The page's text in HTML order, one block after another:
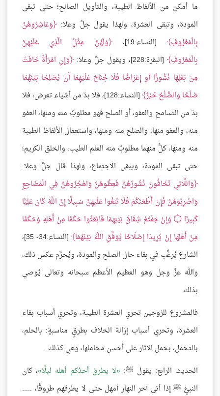
ما أمكن من الألفاظ الطيبة، والتأويل الصالح؛ حتى تبقى
المودة، وتبقى العشرة، ولهذا يقول جلَّ وعلا:
وَعَاشِرُوهُنَّ
بِالْمَعْرُوفِ [النساء:19]،
وَلَهُنَّ مِثْلُ الَّذِي عَلَيْهِنَّ
بِالْمَعْرُوفِ [البقرة:228]، ويقول جلَّ وعلا:
وَإِنِ امْرَأَةٌ خَافَتْ
مِنْ بَعْلِهَا نُشُوزًا أو إِعْرَاضًا فَلَا جُنَاحَ عَلَيْهِمَا أَنْ يُصْلِحَا بَيْنَهُمَا
صُلْحًا والصُّلْحُ خَيْرٌ
[النساء:128]، فلا بدّ من أشياء تعرض، فلا
بدّ من التسامح والعفو، أو الصلح فهو مطلوبٌ منه ومنها، العفو
منه، والعفو منها، والصلح منه ومنها، واستعمال الألفاظ الطيبة
منه ومنها، كلٌّ منهما مطلوبٌ منه العلم الطيب، والخلق الكريم؛
حتى تبقى المودة، ويبقى الاجتماع، ولهذا قال جلَّ وعلا:
وَاللَّاتِي تَخَافُونَ نُشُوزَهُنَّ فَعِظُوهُنَّ وَاهْجُرُوهُنَّ فِي الْمَضَاجِعِ
وَاضْرِبُوهُنَّ فَإِنْ أَطَعْنَكُمْ فَلَا تَبْغُوا عَلَيْهِنَّ سَبِيلًا إِنَّ اللَّهَ كَانَ عَلِيًّا
كَبِيرًا ۝ وَإِنْ خِفْتُمْ شِقَاقَ بَيْنِهِمَا فَابْعَثُوا حَكَمًا مِنْ أَهْلِهِ وَحَكَمًا
مِنْ أَهْلِهَا إِنْ يُرِيدَا إِصْلَاحًا يُوَفِّقِ اللَّهُ بَيْنَهُمَا
[النساء:34- 35]،
الشارع يُرغِّب في بقاء حال الصلح والمودة، ويُحرِّم عكس ذلك،
والله عزَّ وجل وهو العظيم الأعظم سبحانه وتعالى يُوصي
بذلك.
فالمشروع للزوجين تحري العشرة الطيبة، وتحري أسباب بقاء
العشرة، وتحري أسباب إزالة الخلاف بطرقٍ مناسبةٍ: بالحلم،
بالتحمل، بحمل الآثار على أحسن محاملها، وهي كذلك.
الحديث الرابع: يقول ﷺ: لا يطرق أحدُكم أهله ليلًا ، كان
النبيُّ ﷺ إذا أتى آخر النهار أمهل حتى لا يطرقهم طروقًا، .....